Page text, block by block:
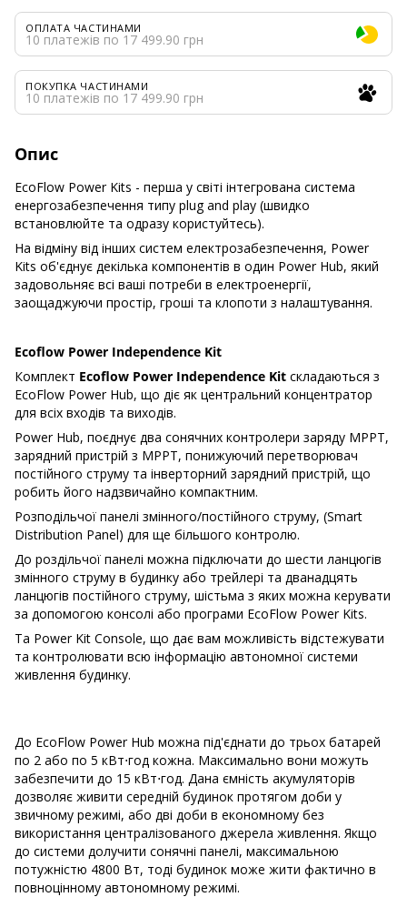
ОПЛАТА ЧАСТИНАМИ
10 платежів по 17 499.90 грн
ПОКУПКА ЧАСТИНАМИ
10 платежів по 17 499.90 грн
Опис
EcoFlow Power Kits - перша у світі інтегрована система
енергозабезпечення типу plug and play (швидко
встановлюйте та одразу користуйтесь).
На відміну від інших систем електрозабезпечення, Power
Kits об'єднує декілька компонентів в один Power Hub, який
задовольняє всі ваші потреби в електроенергії,
заощаджуючи простір, гроші та клопоти з налаштування.
Ecoflow Power Independence Kit
Комплект Ecoflow Power Independence Kit складаються з
EcoFlow Power Hub, що діє як центральний концентратор
для всіх входів та виходів.
Power Hub, поєднує два сонячних контролери заряду MPPT,
зарядний пристрій з MPPT, понижуючий перетворювач
постійного струму та інверторний зарядний пристрій, що
робить його надзвичайно компактним.
Розподільчої панелі змінного/постійного струму, (Smart
Distribution Panel) для ще більшого контролю.
До роздільчої панелі можна підключати до шести ланцюгів
змінного струму в будинку або трейлері та дванадцять
ланцюгів постійного струму, шістьма з яких можна керувати
за допомогою консолі або програми EcoFlow Power Kits.
Та Power Kit Console, що дає вам можливість відстежувати
та контролювати всю інформацію автономної системи
живлення будинку.
До EcoFlow Power Hub можна під'єднати до трьох батарей
по 2 або по 5 кВт⋅год кожна. Максимально вони можуть
забезпечити до 15 кВт⋅год. Дана ємність акумуляторів
дозволяє живити середній будинок протягом доби у
звичному режимі, або дві доби в економному без
використання централізованого джерела живлення. Якщо
до системи долучити сонячні панелі, максимальною
потужністю 4800 Вт, тоді будинок може жити фактично в
повноцінному автономному режимі.